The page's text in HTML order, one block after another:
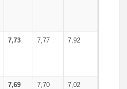
7,73 7,77 7,92
7,69 7,70 7,02